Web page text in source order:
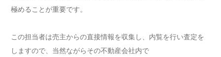
極めることが重要です。
この担当者は売主からの直接情報を収集し、内覧を行い査定を
しますので、当然ながらその不動産会社内で